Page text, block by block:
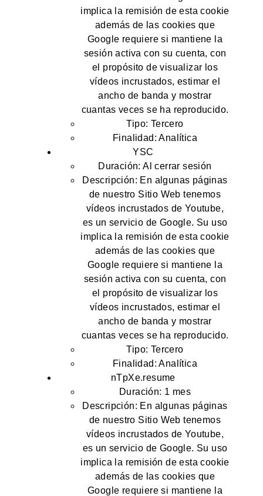
implica la remisión de esta cookie
además de las cookies que
Google requiere si mantiene la
sesión activa con su cuenta, con
el propósito de visualizar los
vídeos incrustados, estimar el
ancho de banda y mostrar
cuantas veces se ha reproducido.
Tipo: Tercero
Finalidad: Analítica
YSC
Duración: Al cerrar sesión
Descripción: En algunas páginas
de nuestro Sitio Web tenemos
vídeos incrustados de Youtube,
es un servicio de Google. Su uso
implica la remisión de esta cookie
además de las cookies que
Google requiere si mantiene la
sesión activa con su cuenta, con
el propósito de visualizar los
vídeos incrustados, estimar el
ancho de banda y mostrar
cuantas veces se ha reproducido.
Tipo: Tercero
Finalidad: Analítica
nTpXe.resume
Duración: 1 mes
Descripción: En algunas páginas
de nuestro Sitio Web tenemos
vídeos incrustados de Youtube,
es un servicio de Google. Su uso
implica la remisión de esta cookie
además de las cookies que
Google requiere si mantiene la